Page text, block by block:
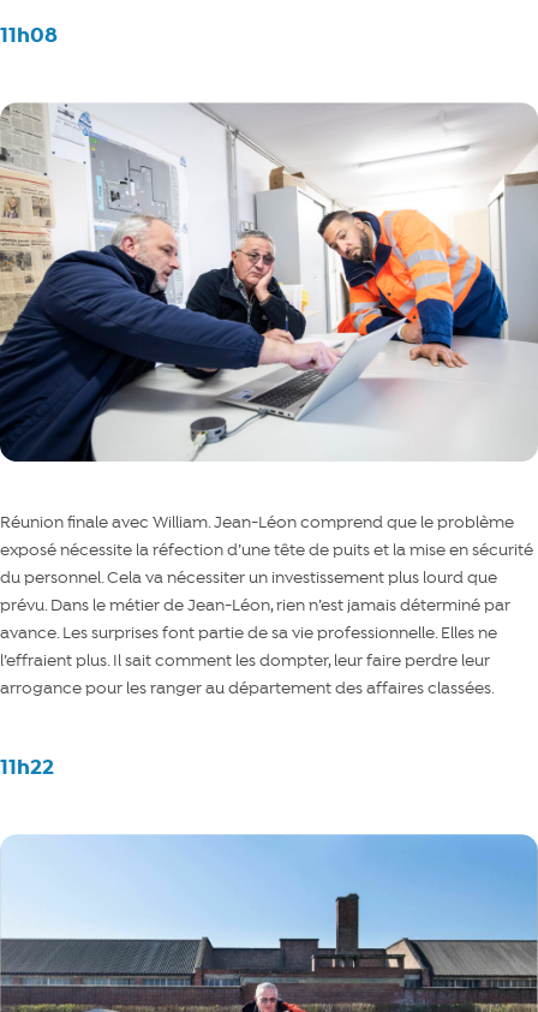
11h08
Réunion finale avec William. Jean-Léon comprend que le problème
exposé nécessite la réfection d’une tête de puits et la mise en sécurité
du personnel. Cela va nécessiter un investissement plus lourd que
prévu. Dans le métier de Jean-Léon, rien n’est jamais déterminé par
avance. Les surprises font partie de sa vie professionnelle. Elles ne
l’effraient plus. Il sait comment les dompter, leur faire perdre leur
arrogance pour les ranger au département des affaires classées.
11h22